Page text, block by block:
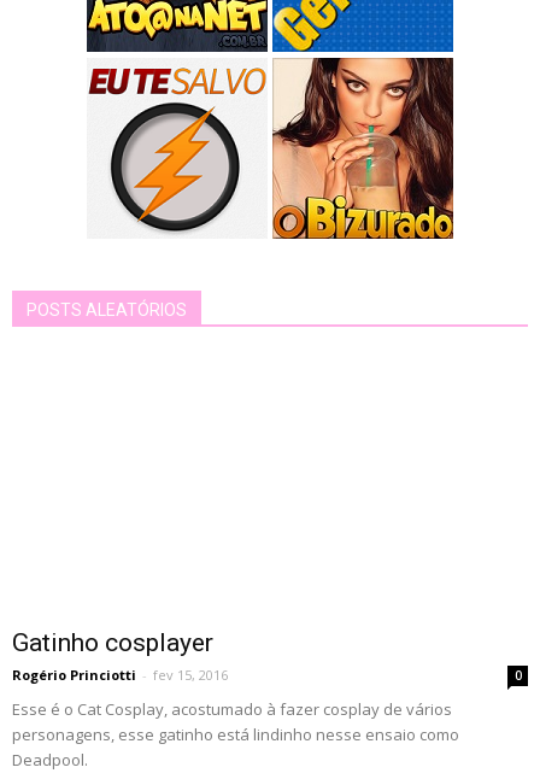
POSTS ALEATÓRIOS
Gatinho cosplayer
Rogério Princiotti - fev 15, 2016 0
Esse é o Cat Cosplay, acostumado à fazer cosplay de vários
personagens, esse gatinho está lindinho nesse ensaio como
Deadpool.